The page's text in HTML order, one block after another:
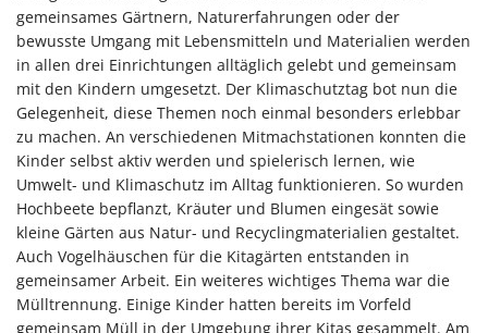
gemeinsames Gärtnern, Naturerfahrungen oder der
bewusste Umgang mit Lebensmitteln und Materialien werden
in allen drei Einrichtungen alltäglich gelebt und gemeinsam
mit den Kindern umgesetzt. Der Klimaschutztag bot nun die
Gelegenheit, diese Themen noch einmal besonders erlebbar
zu machen. An verschiedenen Mitmachstationen konnten die
Kinder selbst aktiv werden und spielerisch lernen, wie
Umwelt- und Klimaschutz im Alltag funktionieren. So wurden
Hochbeete bepflanzt, Kräuter und Blumen eingesät sowie
kleine Gärten aus Natur- und Recyclingmaterialien gestaltet.
Auch Vogelhäuschen für die Kitagärten entstanden in
gemeinsamer Arbeit. Ein weiteres wichtiges Thema war die
Mülltrennung. Einige Kinder hatten bereits im Vorfeld
gemeinsam Müll in der Umgebung ihrer Kitas gesammelt. Am